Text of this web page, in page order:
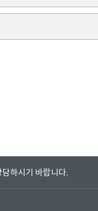
하시기 바랍니다.